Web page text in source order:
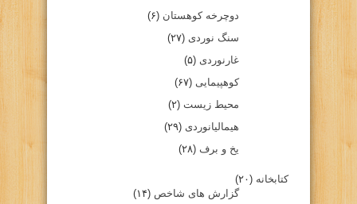
دوچرخه کوهستان (۶)
سنگ نوردی (۲۷)
غارنوردی (۵)
کوهپیمایی (۶۷)
محیط زیست (۲)
هیمالیانوردی (۲۹)
یخ و برف (۲۸)
کتابخانه (۲۰)
گزارش های شاخص (۱۴)